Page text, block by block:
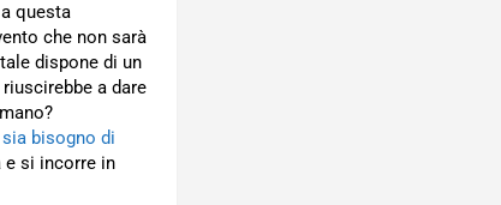
questa
che non sarà
dispone di un
a dare
bisogno di
e si incorre in